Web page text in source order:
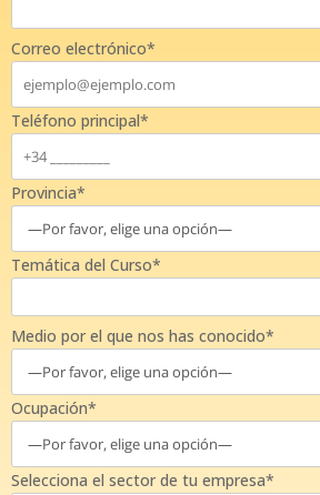
Correo electrónico*
Teléfono principal*
Provincia*
Temática del Curso*
Medio por el que nos has conocido*
Ocupación*
Selecciona el sector de tu empresa*